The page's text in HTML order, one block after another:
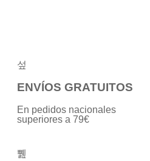
ENVÍOS GRATUITOS
En pedidos nacionales
superiores a 79€